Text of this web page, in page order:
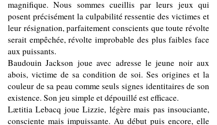
magnifique. Nous sommes cueillis par leurs jeux qui
posent précisément la culpabilité ressentie des victimes et
leur résignation, parfaitement conscients que toute révolte
serait empêchée, révolte improbable des plus faibles face
aux puissants.
Baudouin Jackson joue avec adresse le jeune noir aux
abois, victime de sa condition de soi. Ses origines et la
couleur de sa peau comme seuls signes identitaires de son
existence. Son jeu simple et dépouillé est efficace.
Lætitia Lebacq joue Lizzie, légère mais pas insouciante,
consciente mais impuissante. Au début puis encore, elle